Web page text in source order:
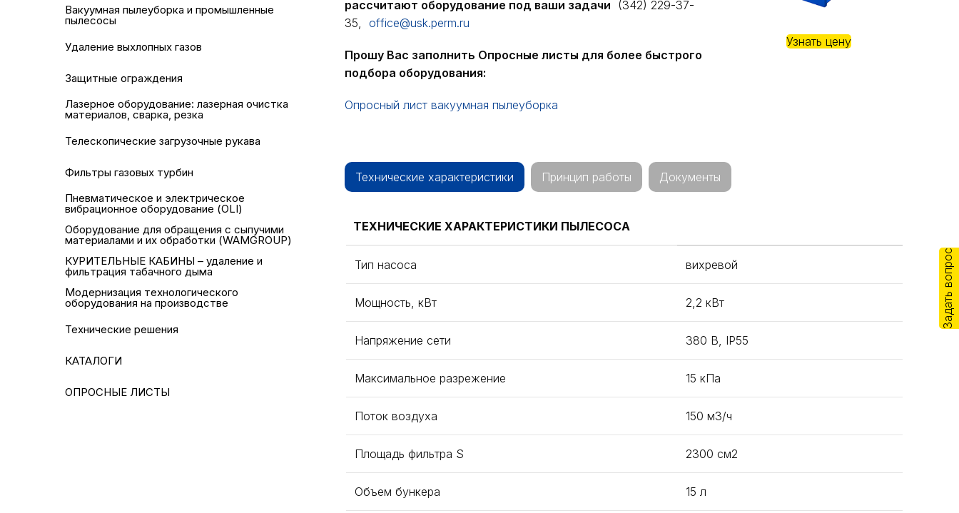
рассчитают оборудование под ваши задачи (342) 229-37-
35,office@usk.perm.ru
Прошу Вас заполнить Опросные листы для более быстрого
подбора оборудования:
Опросный лист вакуумная пылеуборка
Узнать цену
Технические характеристики Принцип работы Документы
ТЕХНИЧЕСКИЕ ХАРАКТЕРИСТИКИ ПЫЛЕСОСА
Тип насоса вихревой
Мощность, кВт 2,2 кВт
Напряжение сети 380 В, IP55
Максимальное разрежение 15 кПа
Поток воздуха 150 м3/ч
Площадь фильтра S 2300 см2
Объем бункера 15 л
Вакуумная пылеуборка и промышленные
пылесосы
Удаление выхлопных газов
Защитные ограждения
Лазерное оборудование: лазерная очистка
материалов, сварка, резка
Телескопические загрузочные рукава
Фильтры газовых турбин
Пневматическое и электрическое
вибрационное оборудование (OLI)
Оборудование для обращения с сыпучими
материалами и их обработки (WAMGROUP)
КУРИТЕЛЬНЫЕ КАБИНЫ – удаление и
фильтрация табачного дыма
Модернизация технологического
оборудования на производстве
Технические решения
КАТАЛОГИ
ОПРОСНЫЕ ЛИСТЫ
Задать вопрос